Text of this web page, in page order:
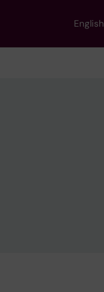
English